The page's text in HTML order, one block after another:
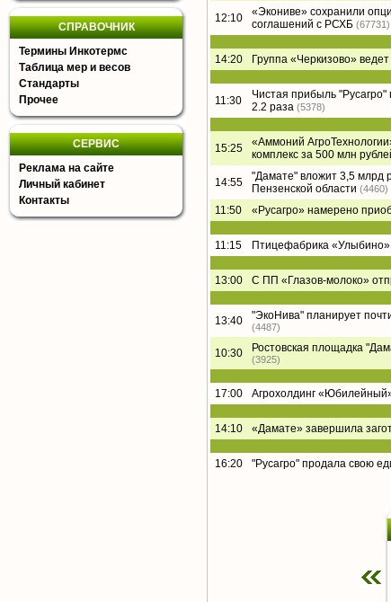
СПРАВОЧНИК
Термины Инкотермс
Таблица мер и весов
Стандарты
Прочее
СЕРВИС
Реклама на сайте
Личный кабинет
Контакты
12:10
«Экониве» сохранили
соглашений с РСХБ (67731)
14:20
Группа «Черкизово»
11:30
Чистая прибыль
2.2 раза (5378)
15:25
«Аммоний
комплекс за 500 млн
14:55
"Дамате" вложит 3,5 млрд
Пензенской области (4460)
11:50 «Русагро» намерено
11:15
Птицефабрика
13:00
С ПП «Глазов-молоко»
13:40
"ЭкоНива" планирует
(4487)
10:30 Ростовская площадка
(3925)
17:00
Агрохолдинг
14:10
«Дамате» завершила
16:20
"Русагро" продала свою